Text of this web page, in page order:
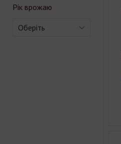
Рік врожаю
Оберіть